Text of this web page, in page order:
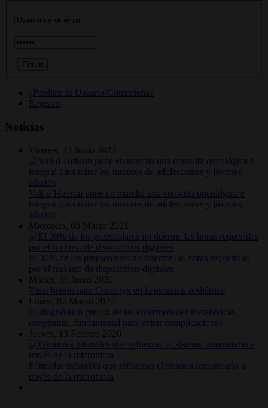
¿Perdiste tu Usuario/Contraseña?
Registro
Noticias
Viernes, 23 Junio 2023
Vall d’Hebron pone en marcha una consulta oncológica e
integral para tratar los tumores de adolescentes y jóvenes
adultos
Miércoles, 03 Marzo 2021
El 30% de los preescolares no duerme las horas requeridas
por el mal uso de dispositivos digitales
Martes, 30 Junio 2020
Visto bueno para Cosentyx en la psoriasis pediátrica
Lunes, 02 Marzo 2020
El diagnóstico precoz de las enfermedades metabólicas
congénitas, fundamental para evitar complicaciones
Jueves, 13 Febrero 2020
Fórmulas infantiles que refuerzan el sistema inmunitario a
través de la microbiota